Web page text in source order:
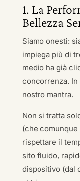
1. La
Bellezza
Siamo onesti:
impiega più di
medio ha già
concorrenza. In
nostro mantra.
Non si tratta
(che comunque
rispettare il
sito fluido,
dispositivo (dal